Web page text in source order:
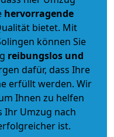
hervorragende
bietet. Mit
können Sie
reibungslos und
dafür, dass Ihre
erfüllt werden. Wir
Ihnen zu helfen
Ihr Umzug nach
ist.